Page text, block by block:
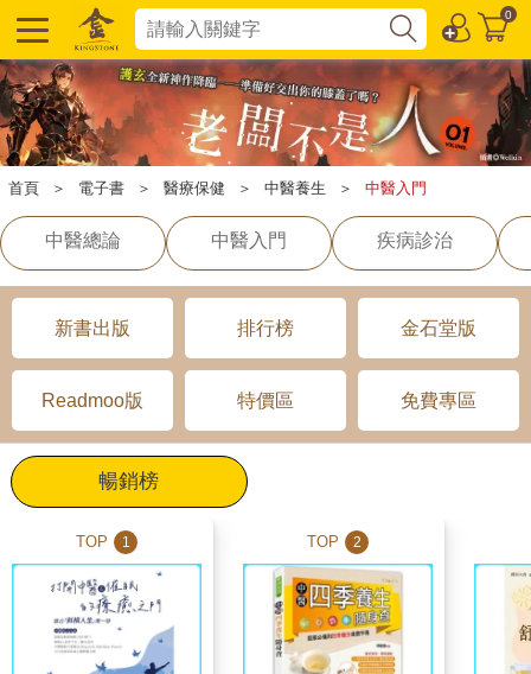
0
首頁 ＞ 電子書 ＞ 醫療保健 ＞ 中醫養生 ＞ 中醫入門
中醫總論 中醫入門 疾病診治
新書出版 排行榜 金石堂版
Readmoo版 特價區 免費專區
暢銷榜
TOP 1 TOP 2